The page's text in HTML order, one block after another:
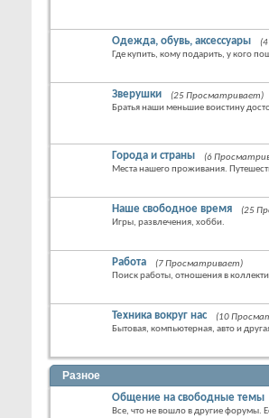
Одежда, обувь, аксессуары
Где купить, кому подарить, у кого
Зверушки
(25 Просматривает)
Братья наши меньшие воистину
Города и страны
(6
Места нашего проживания.
Наше свободное время
(25
Игры, развлечения, хобби.
Работа
(7 Просматривает)
Поиск работы, отношения в
Техника вокруг нас
(10
Бытовая, компьютерная, авто и
Разное
Общение на свободные темы
Все, что не вошло в другие форумы.